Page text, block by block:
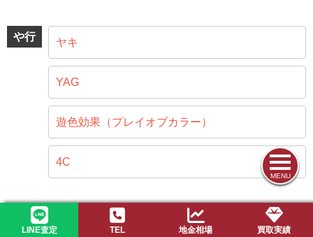
MENU
LINE査定 TEL 地金相場 買取実績
や行 ヤキ
YAG
遊色効果（プレイオブカラー）
4C
ら行 ラピスラズリ